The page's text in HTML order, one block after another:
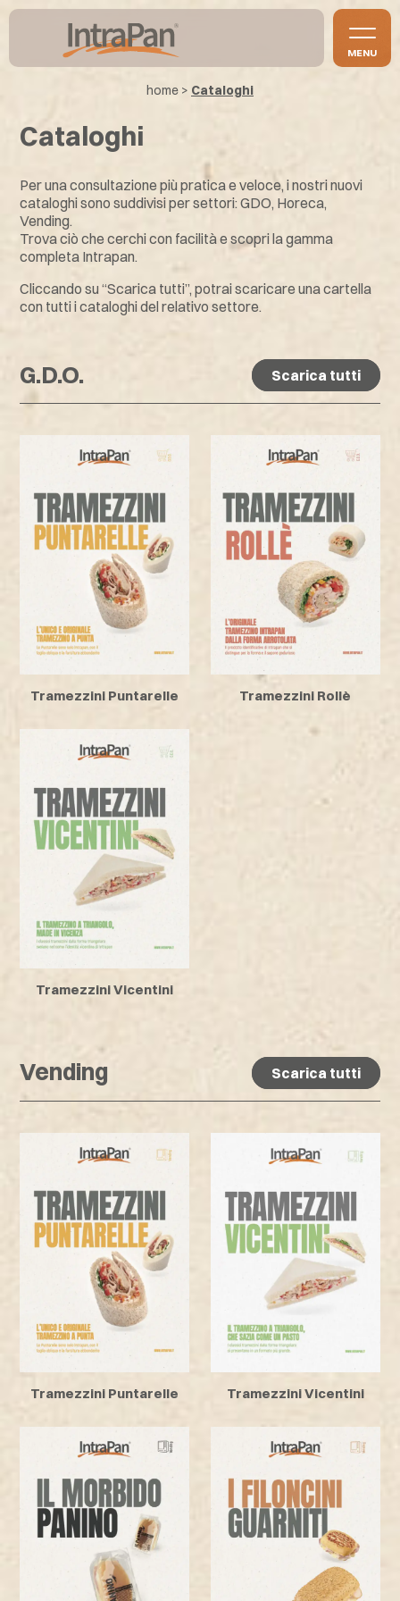
MENU
home > Cataloghi
Cataloghi
Per una consultazione più pratica e veloce, i nostri nuovi
cataloghi sono suddivisi per settori: GDO, Horeca,
Vending.
Trova ciò che cerchi con facilità e scopri la gamma
completa Intrapan.
Cliccando su “Scarica tutti”, potrai scaricare una cartella
con tutti i cataloghi del relativo settore.
G.D.O.
Scarica tutti
Scarica tutti
Tramezzini Puntarelle Tramezzini Rollè
Tramezzini Vicentini
Vending Scarica tutti
Tramezzini Puntarelle Tramezzini Vicentini